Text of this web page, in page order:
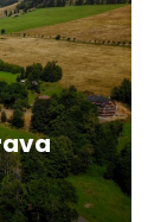
horské
Orlické